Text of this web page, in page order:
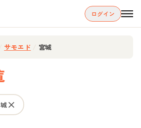
ログイン
サモエド 宮城